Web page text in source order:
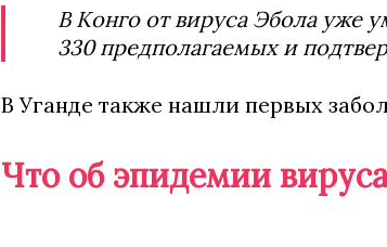
В Конго от вируса Эбола уже
330 предполагаемых и
В Уганде также нашли первых
Что об эпидемии